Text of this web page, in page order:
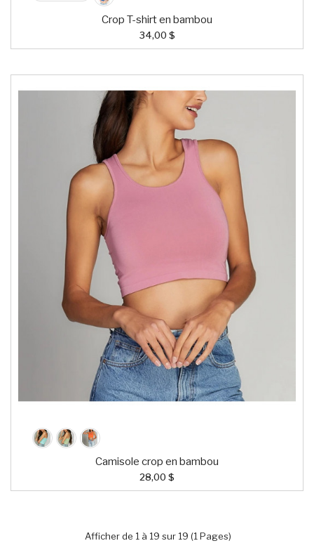
Crop T-shirt en bambou
34,00 $
Camisole crop en bambou
28,00 $
Afficher de 1 à 19 sur 19 (1 Pages)